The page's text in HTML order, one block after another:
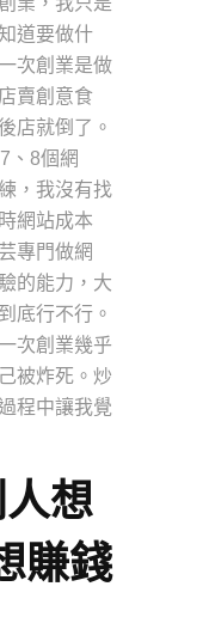
道要做什
次創業是做
賣創意食
店就倒了。
、8個網
，我沒有找
網站成本
專門做網
的能力，大
底行不行。
次創業幾乎
被炸死。炒
程中讓我覺
想
賺錢